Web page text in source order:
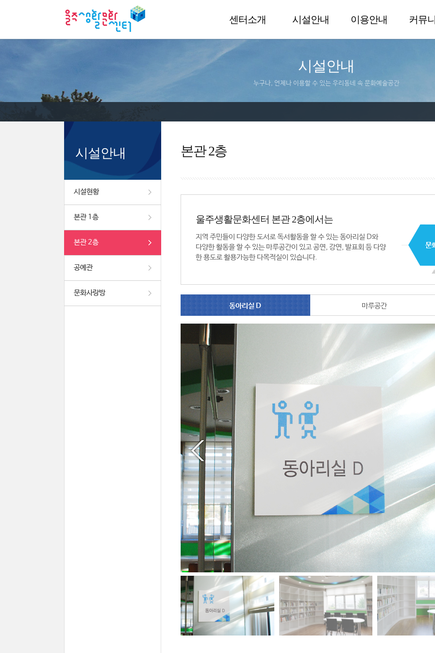
센터소개 시설안내 이용안내 커뮤
시설안내
누구나, 언제나 이용할 수 있는 우리동네 속 문화예술공간
시설안내
시설현황
본관 1층
본관 2층
공예관
문화사랑방
본관 2층
울주생활문화센터 본관 2층에서는
지역 주민들이 다양한 도서로 독서활동을 할 수 있는 동아리실 D와
다양한 활동을 할 수 있는 마루공간이 있고 공연, 강연, 발표회 등 다양
한 용도로 활용가능한 다목적실이 있습니다.
동아리실 D 마루공간